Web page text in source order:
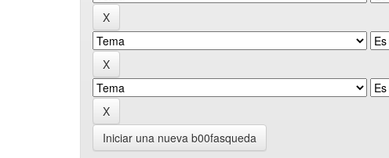
Iniciar una nueva b00fasqueda